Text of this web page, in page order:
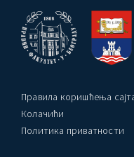
Правила коришћења
Колачићи
Политика приватности